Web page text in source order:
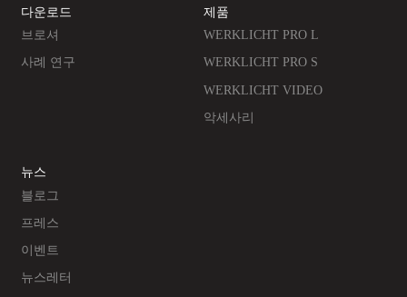
다운로드
브로셔
사례 연구
제품
WERKLICHT PRO L
WERKLICHT PRO S
WERKLICHT VIDEO
악세사리
뉴스
블로그
프레스
이벤트
뉴스레터